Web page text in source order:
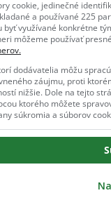
cookie, jedinečné
a používané 225
byť využívané konkrétne
môžeme používať
dodávatelia môžu
záujmu, proti
nižšie. Dole na tejto
ktorého môžete
súkromia a súborov